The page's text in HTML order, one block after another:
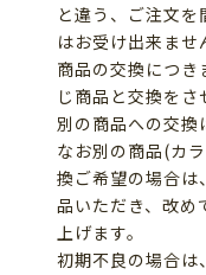
と違う、ご注文
はお受け出来ませ
商品の交換につ
じ商品と交換をさ
別の商品への交換
なお別の商品(カ
換ご希望の場合は
品いただき、改め
上げます。
初期不良の場合は